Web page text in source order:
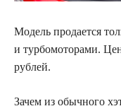
Модель продается
и турбомоторами.
рублей.
Зачем из обычного